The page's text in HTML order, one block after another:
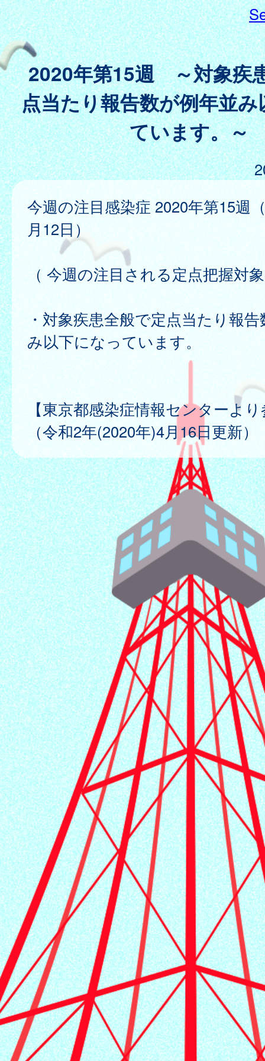
2020年第15週 ～対象疾
点当たり報告数が例年並
ています。～
今週の注目感染症 2020年第15週
月12日）
（ 今週の注目される定点把握対
・対象疾患全般で定点当たり報
み以下になっています。
【東京都感染症情報センターより
（令和2年(2020年)4月16日更新）